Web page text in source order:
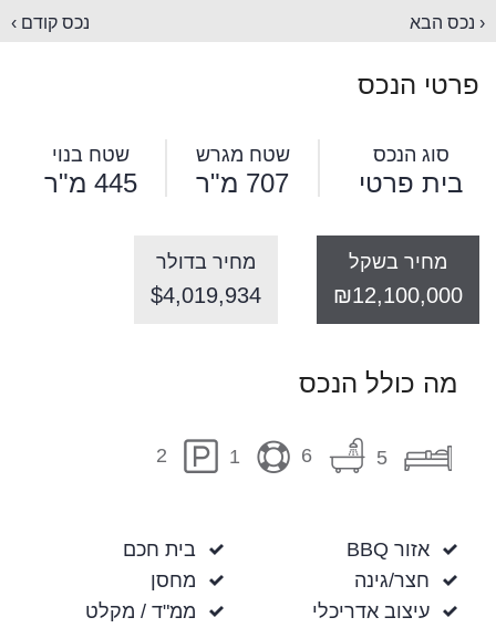
‹ נכס הבא נכס קודם ›
פרטי הנכס
סוג הנכס
בית פרטי
שטח מגרש
707 מ"ר
שטח בנוי
445 מ"ר
מחיר בשקל
₪12,100,000
מחיר בדולר
$4,019,934
מה כולל הנכס
5
6
1
2
אזור BBQ
חצר/גינה
עיצוב אדריכלי
בית חכם
מחסן
ממ"ד / מקלט